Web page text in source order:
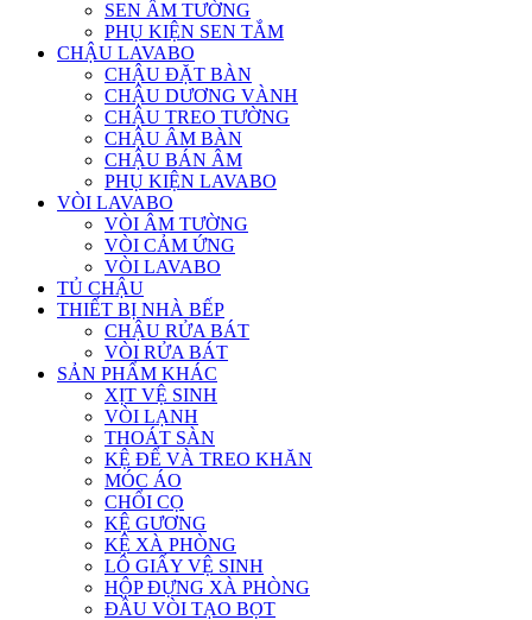
SEN ÂM TƯỜNG
PHỤ KIỆN SEN TẮM
CHẬU LAVABO
CHẬU ĐẶT BÀN
CHẬU DƯƠNG VÀNH
CHẬU TREO TƯỜNG
CHẬU ÂM BÀN
CHẬU BÁN ÂM
PHỤ KIỆN LAVABO
VÒI LAVABO
VÒI ÂM TƯỜNG
VÒI CẢM ỨNG
VÒI LAVABO
TỦ CHẬU
THIẾT BỊ NHÀ BẾP
CHẬU RỬA BÁT
VÒI RỬA BÁT
SẢN PHẨM KHÁC
XỊT VỆ SINH
VÒI LẠNH
THOÁT SÀN
KỆ ĐỂ VÀ TREO KHĂN
MÓC ÁO
CHỔI CỌ
KỆ GƯƠNG
KỆ XÀ PHÒNG
LÔ GIẤY VỆ SINH
HỘP ĐỰNG XÀ PHÒNG
ĐẦU VÒI TẠO BỌT